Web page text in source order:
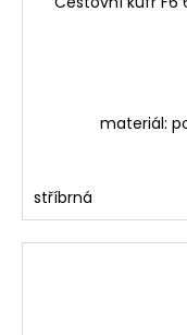
materiál:
stříbrná